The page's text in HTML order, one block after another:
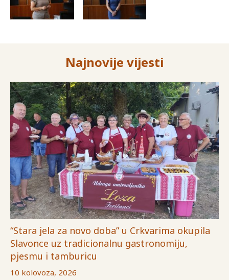
Najnovije vijesti
“Stara jela za novo doba” u Crkvarima okupila
Slavonce uz tradicionalnu gastronomiju,
pjesmu i tamburicu
10 kolovoza, 2026